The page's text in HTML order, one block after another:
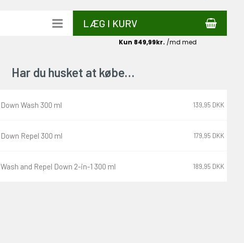
LÆG I KURV
Har du husket at købe…
Wash 300 ml 139,95 DKK
Repel 300 ml 179,95 DKK
and Repel Down 2-in-1 300 ml 189,95 DKK